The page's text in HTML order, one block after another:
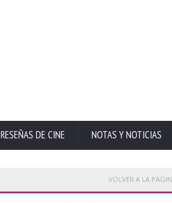
RESEÑAS DE CINE NOTAS Y NOTICIAS
VOLVER A LA